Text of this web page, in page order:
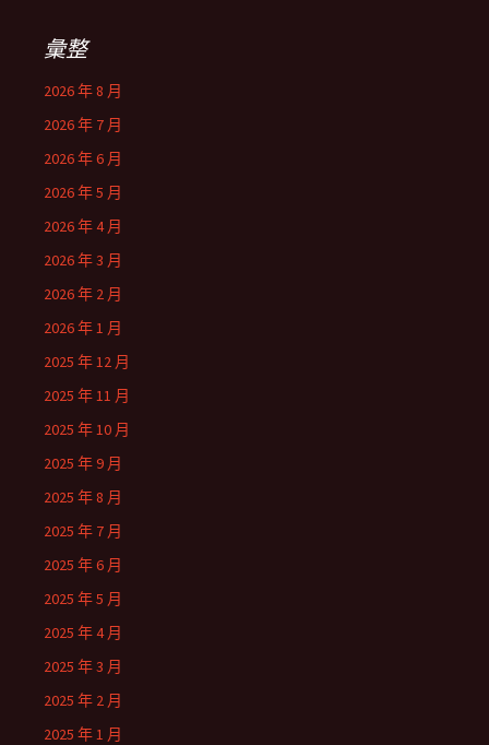
彙整
2026 年 8 月
2026 年 7 月
2026 年 6 月
2026 年 5 月
2026 年 4 月
2026 年 3 月
2026 年 2 月
2026 年 1 月
2025 年 12 月
2025 年 11 月
2025 年 10 月
2025 年 9 月
2025 年 8 月
2025 年 7 月
2025 年 6 月
2025 年 5 月
2025 年 4 月
2025 年 3 月
2025 年 2 月
2025 年 1 月